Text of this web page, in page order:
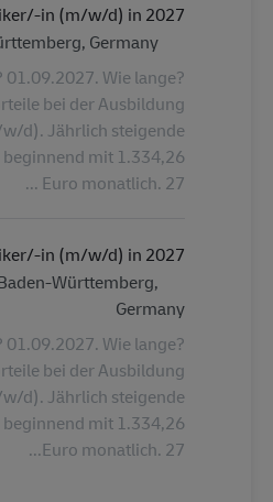
in (m/w/d) in 2027
الموقع
Germany
01.09.2027. Wie lange?
bei der Ausbildung
d). Jährlich steigende
mit 1.334,26
Euro monatlich. 27 ...
in (m/w/d) in 2027
الموقع
Württemberg,
Germany
01.09.2027. Wie lange?
bei der Ausbildung
d). Jährlich steigende
mit 1.334,26
Euro monatlich. 27...